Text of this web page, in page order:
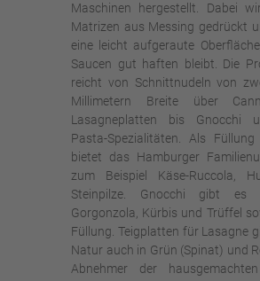
Maschinen hergestellt. Dabei
Matrizen aus Messing gedrückt
eine leicht aufgeraute
Saucen gut haften bleibt. Die
reicht von Schnittnudeln von
Millimetern Breite über
Lasagneplatten bis Gnocchi
Pasta-Spezialitäten. Als
bietet das Hamburger
zum Beispiel Käse-Ruccola,
Steinpilze. Gnocchi gibt es
Gorgonzola, Kürbis und Trüffel
Füllung. Teigplatten für Lasagne
Natur auch in Grün (Spinat) und
Abnehmer der